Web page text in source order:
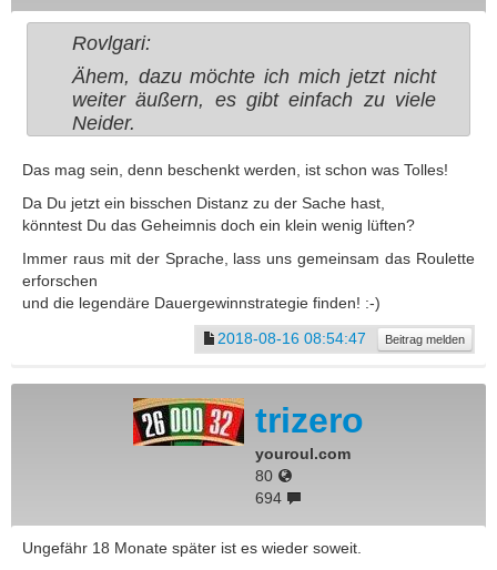
Rovlgari:
Ähem, dazu möchte ich mich jetzt nicht
weiter äußern, es gibt einfach zu viele
Neider.
Das mag sein, denn beschenkt werden, ist schon was Tolles!
Da Du jetzt ein bisschen Distanz zu der Sache hast,
könntest Du das Geheimnis doch ein klein wenig lüften?
Immer raus mit der Sprache, lass uns gemeinsam das Roulette
erforschen
und die legendäre Dauergewinnstrategie finden! :-)
2018-08-16 08:54:47
Beitrag melden
trizero
youroul.com
80
694
Ungefähr 18 Monate später ist es wieder soweit.